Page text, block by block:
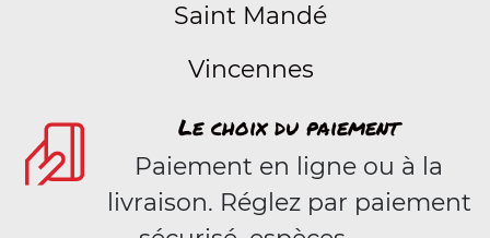
Saint Mandé
Vincennes
Le choix du paiement
Paiement en ligne ou à la
livraison. Réglez par paiement